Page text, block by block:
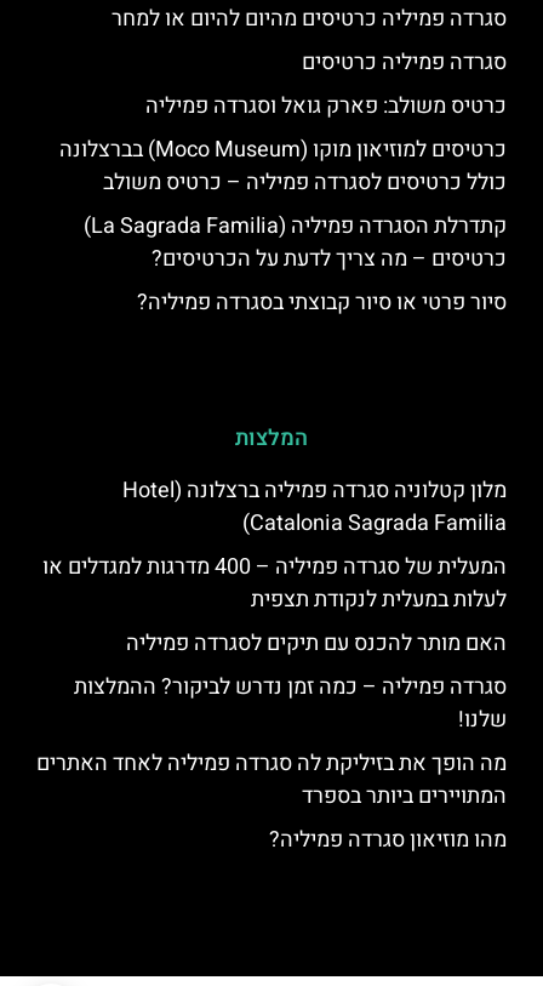
סגרדה פמיליה כרטיסים מהיום להיום או למחר
סגרדה פמיליה כרטיסים
כרטיס משולב: פארק גואל וסגרדה פמיליה
כרטיסים למוזיאון מוקו (Moco Museum) בברצלונה
כולל כרטיסים לסגרדה פמיליה – כרטיס משולב
קתדרלת הסגרדה פמיליה (La Sagrada Familia)
כרטיסים – מה צריך לדעת על הכרטיסים?
סיור פרטי או סיור קבוצתי בסגרדה פמיליה?
המלצות
מלון קטלוניה סגרדה פמיליה ברצלונה (Hotel
Catalonia Sagrada Familia)
המעלית של סגרדה פמיליה – 400 מדרגות למגדלים או
לעלות במעלית לנקודת תצפית
האם מותר להכנס עם תיקים לסגרדה פמיליה
סגרדה פמיליה – כמה זמן נדרש לביקור? ההמלצות
שלנו!
מה הופך את בזיליקת לה סגרדה פמיליה לאחד האתרים
המתויירים ביותר בספרד
מהו מוזיאון סגרדה פמיליה?